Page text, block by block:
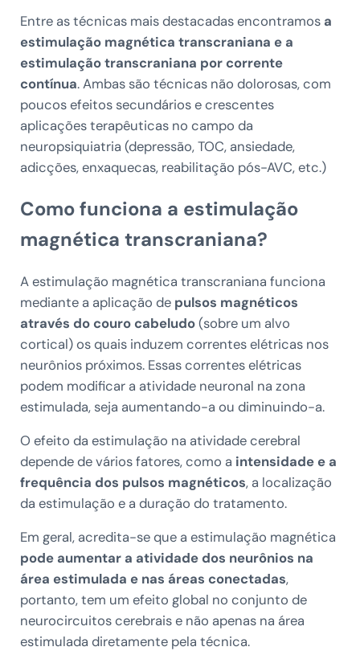
Entre as técnicas mais destacadas encontramosa
estimulação magnética transcraniana e a
estimulação transcraniana por corrente
contínua. Ambas são técnicas não dolorosas, com
poucos efeitos secundários e crescentes
aplicações terapêuticas no campo da
neuropsiquiatria (depressão, TOC, ansiedade,
adicções, enxaquecas, reabilitação pós-AVC, etc.)
Como funciona a estimulação
magnética transcraniana?
A estimulação magnética transcraniana funciona
mediante a aplicação de pulsos magnéticos
através do couro cabeludo(sobre um alvo
cortical) os quais induzem correntes elétricas nos
neurônios próximos. Essas correntes elétricas
podem modificar a atividade neuronal na zona
estimulada, seja aumentando-a ou diminuindo-a.
O efeito da estimulação na atividade cerebral
depende de vários fatores, como a intensidade e a
frequência dos pulsos magnéticos, a localização
da estimulação e a duração do tratamento.
Em geral, acredita-se que a estimulação magnética
pode aumentar a atividade dos neurônios na
área estimulada e nas áreas conectadas,
portanto, tem um efeito global no conjunto de
neurocircuitos cerebrais e não apenas na área
estimulada diretamente pela técnica.